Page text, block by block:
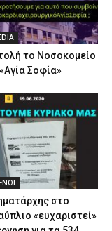
το Νοσοκομείο
Σοφία»
στο
«ευχαριστεί»